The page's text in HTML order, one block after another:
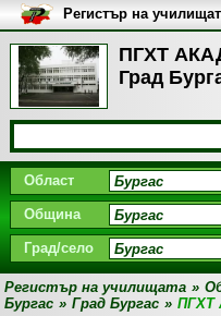
ПГХТ
Град
Регистър на
университетите в
Област
Община
Град/село
Регистър на училищата »
Бургас » Град Бургас » ПГХТ